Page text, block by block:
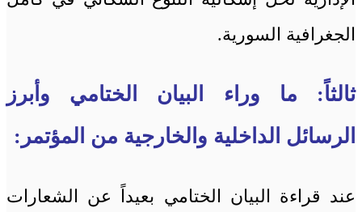
الجغرافية السورية.
ثالثاً: ما وراء البيان الختامي وأبرز
الرسائل الداخلية والخارجية من المؤتمر:
عند قراءة البيان الختامي بعيداً عن الشعارات